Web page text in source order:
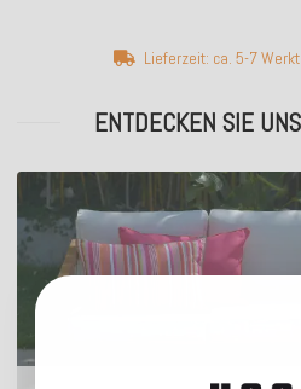
Lieferzeit: ca. 5-7
ENTDECKEN SIE